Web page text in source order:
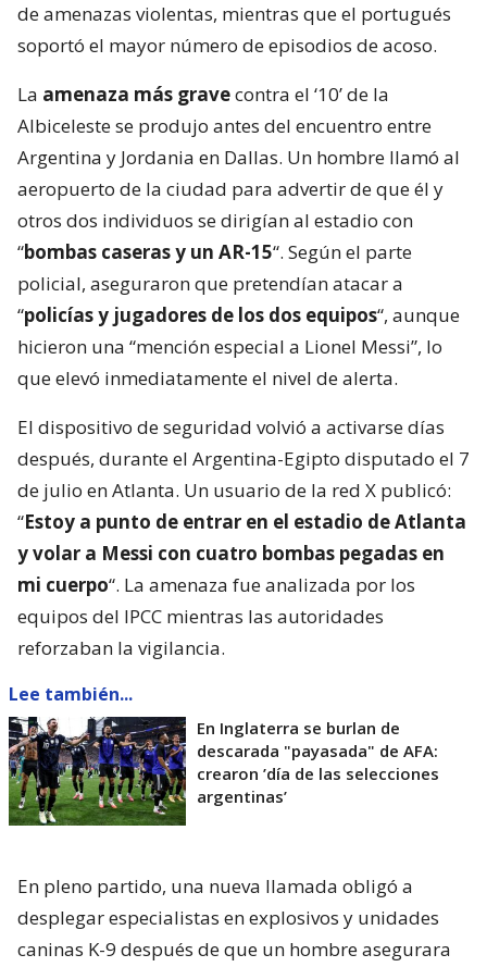
de amenazas violentas, mientras que el portugués
soportó el mayor número de episodios de acoso.
La amenaza más gravecontra el ‘10’ de la
Albiceleste se produjo antes del encuentro entre
Argentina y Jordania en Dallas. Un hombre llamó al
aeropuerto de la ciudad para advertir de que él y
otros dos individuos se dirigían al estadio con
“bombas caseras y un AR-15“. Según el parte
policial, aseguraron que pretendían atacar a
“policías y jugadores de los dos equipos“, aunque
hicieron una “mención especial a Lionel Messi”, lo
que elevó inmediatamente el nivel de alerta.
El dispositivo de seguridad volvió a activarse días
después, durante el Argentina-Egipto disputado el 7
de julio en Atlanta. Un usuario de la red X publicó:
“Estoy a punto de entrar en el estadio de Atlanta
y volar a Messi con cuatro bombas pegadas en
mi cuerpo“. La amenaza fue analizada por los
equipos del IPCC mientras las autoridades
reforzaban la vigilancia.
Lee también...
En Inglaterra se burlan de
descarada "payasada" de AFA:
crearon ’día de las selecciones
argentinas’
En pleno partido, una nueva llamada obligó a
desplegar especialistas en explosivos y unidades
caninas K-9 después de que un hombre asegurara